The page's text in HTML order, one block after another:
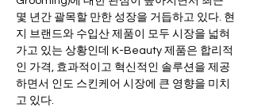
몇 년간 괄목할 만한 성장을 거듭하고 있다. 현
지 브랜드와 수입산 제품이 모두 시장을 넓혀
가고 있는 상황인데 K-Beauty 제품은 합리적
인 가격, 효과적이고 혁신적인 솔루션을 제공
하면서 인도 스킨케어 시장에 큰 영향을 미치
고 있다.